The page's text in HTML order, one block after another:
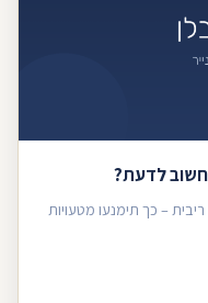
לדעת?
– כך תימנעו מטעויות